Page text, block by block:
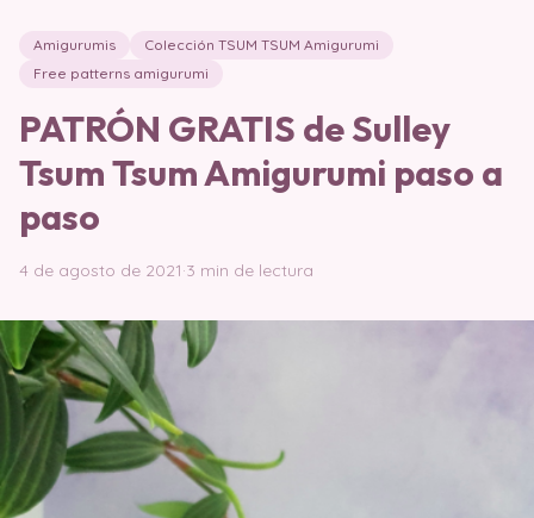
Amigurumis
Colección TSUM TSUM Amigurumi
Free patterns amigurumi
PATRÓN GRATIS de Sulley
Tsum Tsum Amigurumi paso a
paso
4 de agosto de 2021·3 min de lectura